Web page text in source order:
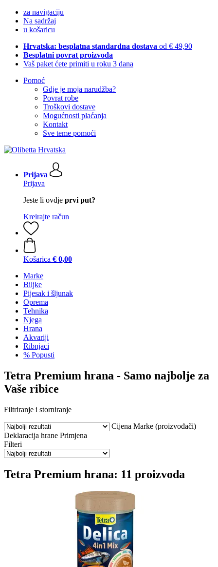
za navigaciju
Na sadržaj
u košaricu
Hrvatska: besplatna standardna dostava od € 49,90
Besplatni povrat proizvoda
Vaš paket ćete primiti u roku 3 dana
Pomoć
Gdje je moja narudžba?
Povrat robe
Troškovi dostave
Mogućnosti plaćanja
Kontakt
Sve teme pomoći
Prijava
Prijava
Jeste li ovdje prvi put?
Kreirajte račun
Košarica € 0,00
Marke
Biljke
Pijesak i šljunak
Oprema
Tehnika
Njega
Hrana
Akvariji
Ribnjaci
% Popusti
Tetra Premium hrana - Samo najbolje za
Vaše ribice
Filtriranje i storniranje
Cijena Marke (proizvođači)
Deklaracija hrane Primjena
Filteri
Tetra Premium hrana: 11 proizvoda